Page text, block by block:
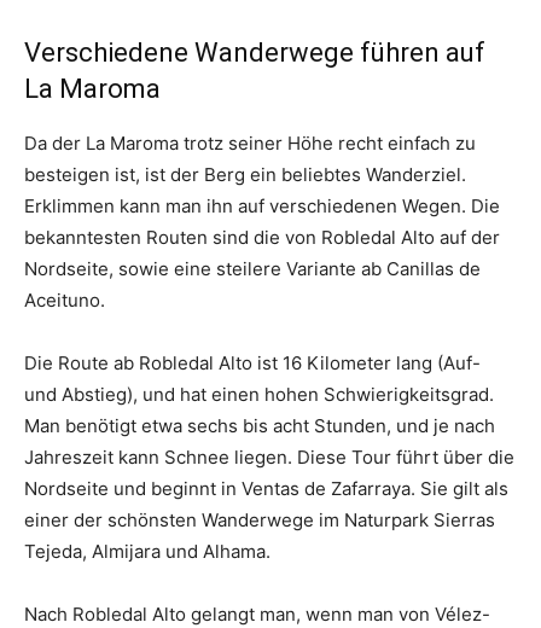
Verschiedene Wanderwege führen auf
La Maroma
Da der La Maroma trotz seiner Höhe recht einfach zu
besteigen ist, ist der Berg ein beliebtes Wanderziel.
Erklimmen kann man ihn auf verschiedenen Wegen. Die
bekanntesten Routen sind die von Robledal Alto auf der
Nordseite, sowie eine steilere Variante ab Canillas de
Aceituno.
Die Route ab Robledal Alto ist 16 Kilometer lang (Auf-
und Abstieg), und hat einen hohen Schwierigkeitsgrad.
Man benötigt etwa sechs bis acht Stunden, und je nach
Jahreszeit kann Schnee liegen. Diese Tour führt über die
Nordseite und beginnt in Ventas de Zafarraya. Sie gilt als
einer der schönsten Wanderwege im Naturpark Sierras
Tejeda, Almijara und Alhama.
Nach Robledal Alto gelangt man, wenn man von Vélez-